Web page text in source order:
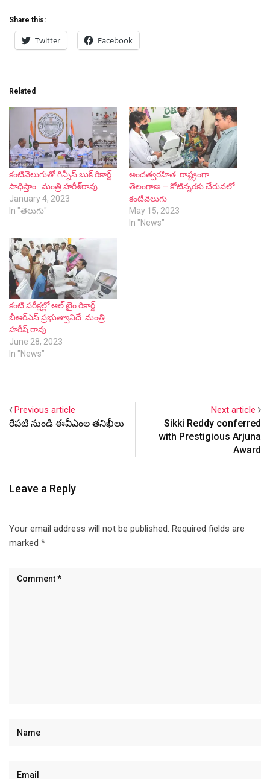
Share this:
Twitter Facebook
Related
కంటివెలుగుతో గిన్నీస్ బుక్ రికార్డ్
సాధిస్తాం : మంత్రి హరీశ్‌రావు
January 4, 2023
In "తెలుగు"
అందత్వరహిత రాష్ట్రంగా
తెలంగాణ – కోటిన్నరకు చేరువలో
కంటివెలుగు
May 15, 2023
In "News"
కంటి పరీక్షల్లో ఆల్ టైం రికార్డ్
బీఆర్ఎస్ ప్రభుత్వానిదే: మంత్రి
హరీష్ రావు
June 28, 2023
In "News"
Previous article
రేపటి నుండి ఈవీఎంల త‌నిఖీలు
Next article
Sikki Reddy conferred
with Prestigious Arjuna
Award
Leave a Reply
Your email address will not be published. Required fields are
marked *